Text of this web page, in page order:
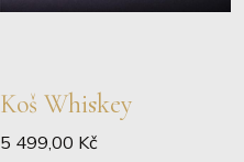
Koš Whiskey
5 499,00 Kč